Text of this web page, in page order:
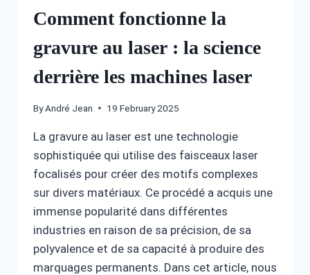
Comment fonctionne la
gravure au laser : la science
derrière les machines laser
ByAndré Jean 19 February 2025
La gravure au laser est une technologie
sophistiquée qui utilise des faisceaux laser
focalisés pour créer des motifs complexes
sur divers matériaux. Ce procédé a acquis une
immense popularité dans différentes
industries en raison de sa précision, de sa
polyvalence et de sa capacité à produire des
marquages ​​permanents. Dans cet article, nous